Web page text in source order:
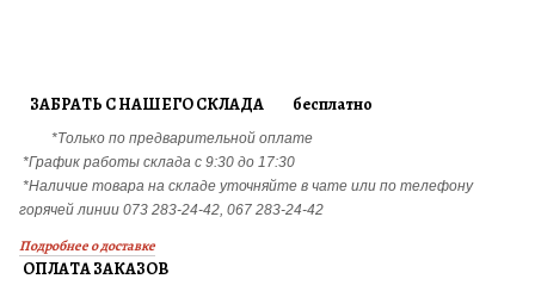
ЗАБРАТЬ С НАШЕГО СКЛАДА бесплатно
*Только по предварительной оплате
*График работы склада с 9:30 до 17:30
*Наличие товара на складе уточняйте в чате или по телефону
горячей линии 073 283-24-42, 067 283-24-42
Подробнее о доставке
ОПЛАТА ЗАКАЗОВ